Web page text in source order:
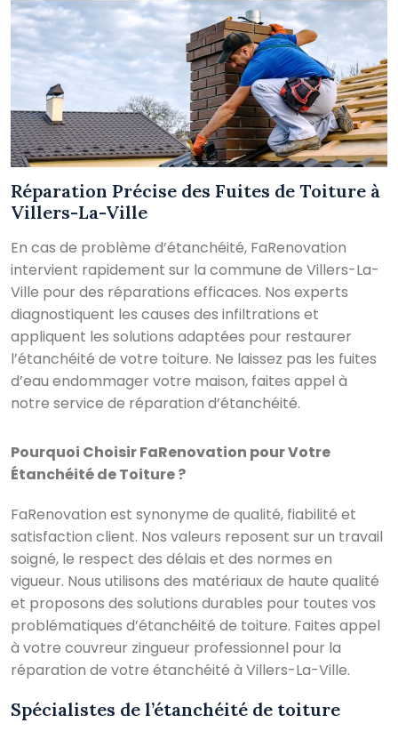
Réparation Précise des Fuites de Toiture à
Villers-La-Ville
En cas de problème d’étanchéité, FaRenovation
intervient rapidement sur la commune de Villers-La-
Ville pour des réparations efficaces. Nos experts
diagnostiquent les causes des infiltrations et
appliquent les solutions adaptées pour restaurer
l’étanchéité de votre toiture. Ne laissez pas les fuites
d’eau endommager votre maison, faites appel à
notre service de réparation d’étanchéité.
Pourquoi Choisir FaRenovation pour Votre
Étanchéité de Toiture ?
FaRenovation est synonyme de qualité, fiabilité et
satisfaction client. Nos valeurs reposent sur un travail
soigné, le respect des délais et des normes en
vigueur. Nous utilisons des matériaux de haute qualité
et proposons des solutions durables pour toutes vos
problématiques d’étanchéité de toiture. Faites appel
à votre couvreur zingueur professionnel pour la
réparation de votre étanchéité à Villers-La-Ville.
Spécialistes de l’étanchéité de toiture